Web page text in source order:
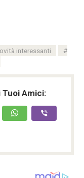
interessanti
Tuoi Amici: